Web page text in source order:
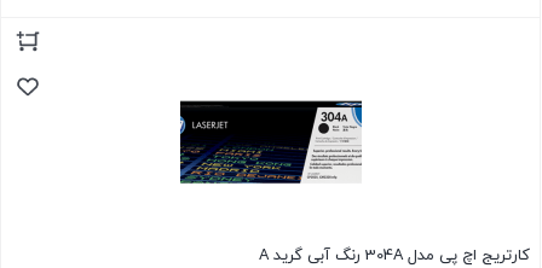
کارتریج اچ پی مدل 304A رنگ آبی گرید A